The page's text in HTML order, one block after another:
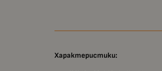
Характеристики: